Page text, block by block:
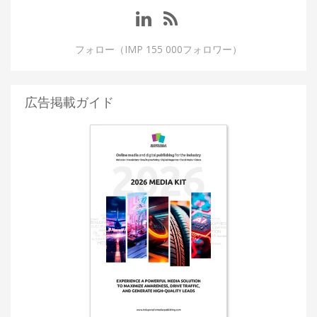
フォロー（IMP 155 000フォロワー）
広告掲載ガイド